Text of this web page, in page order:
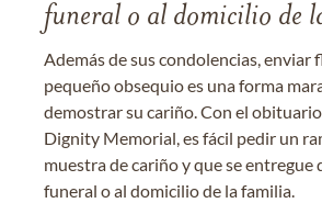
funeral o al domicilio de
Además de sus condolencias, enviar
pequeño obsequio es una forma
demostrar su cariño. Con el
Dignity Memorial, es fácil pedir un
muestra de cariño y que se entregue
funeral o al domicilio de la familia.